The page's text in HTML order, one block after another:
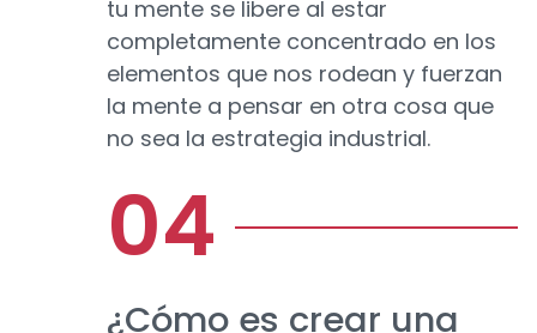
tu mente se libere al estar
completamente concentrado en los
elementos que nos rodean y fuerzan
la mente a pensar en otra cosa que
no sea la estrategia industrial.
¿Cómo es crear una